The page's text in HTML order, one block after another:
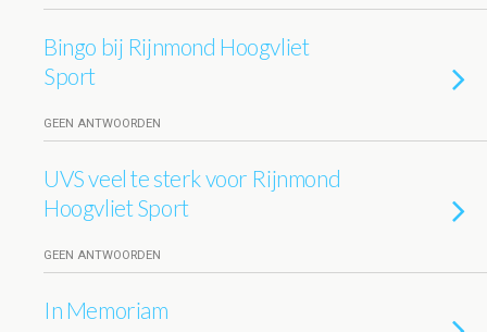
Bingo bij Rijnmond Hoogvliet
Sport
GEEN ANTWOORDEN
UVS veel te sterk voor Rijnmond
Hoogvliet Sport
GEEN ANTWOORDEN
In Memoriam